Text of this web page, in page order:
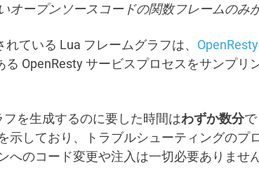
オープンソースコードの関数フレームのみ
ている Lua フレームグラフは、
OpenResty サービスプロセスをサンプリ
を生成するのに要した時間はわずか数分
示しており、トラブルシューティングのプ
へのコード変更や注入は一切必要ありませ